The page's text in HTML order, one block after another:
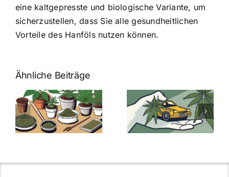
eine kaltgepresste und biologische Variante, um
sicherzustellen, dass Sie alle gesundheitlichen
Vorteile des Hanföls nutzen können.
Ähnliche Beiträge
Neue THC-
Grenzwert-
Regelung:
Was Sie über
Cannabis und
müssen
Cannabis
Samen
kaufen: Alles
was Sie